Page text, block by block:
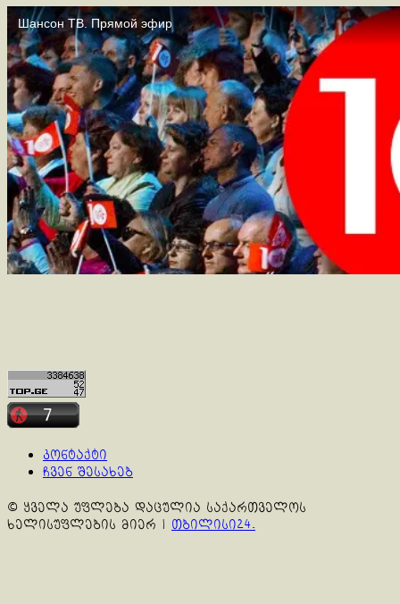
კონტაქტი
ჩვენ შესახებ
© ყველა უფლება დაცულია საქართველოს
ხელისუფლების მიერ | თბილისი24.